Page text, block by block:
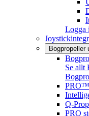
Logga
Bogpropeller
Se allt
PRO™
Q-
PRO